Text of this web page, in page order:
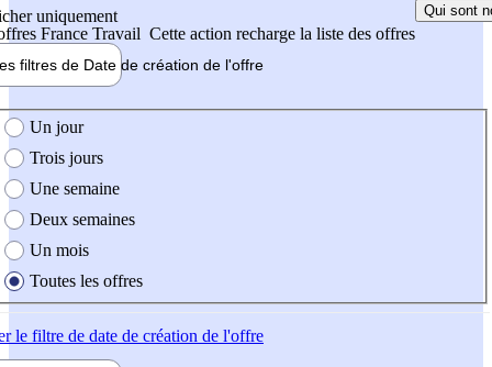
uniquement
France Travail Cette action recharge la liste des offres
Qui sont
filtres de Date de création de l'offre
création de l'offre
Un jour
Trois jours
Une semaine
Deux semaines
Un mois
Toutes les offres
le filtre de date de création de l'offre